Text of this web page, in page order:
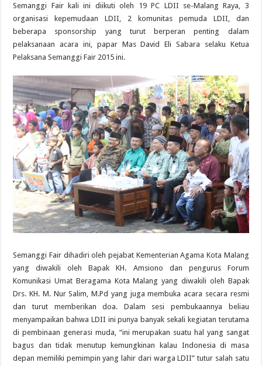
Semanggi Fair kali ini diikuti oleh 19 PC LDII se-Malang Raya, 3
organisasi kepemudaan LDII, 2 komunitas pemuda LDII, dan
beberapa sponsorship yang turut berperan penting dalam
pelaksanaan acara ini, papar Mas David Eli Sabara selaku Ketua
Pelaksana Semanggi Fair 2015 ini.
Semanggi Fair dihadiri oleh pejabat Kementerian Agama Kota Malang
yang diwakili oleh Bapak KH. Amsiono dan pengurus Forum
Komunikasi Umat Beragama Kota Malang yang diwakili oleh Bapak
Drs. KH. M. Nur Salim, M.Pd yang juga membuka acara secara resmi
dan turut memberikan doa. Dalam sesi pembukaannya beliau
menyampaikan bahwa LDII ini punya banyak sekali kegiatan terutama
di pembinaan generasi muda, “ini merupakan suatu hal yang sangat
bagus dan tidak menutup kemungkinan kalau Indonesia di masa
depan memiliki pemimpin yang lahir dari warga LDII” tutur salah satu